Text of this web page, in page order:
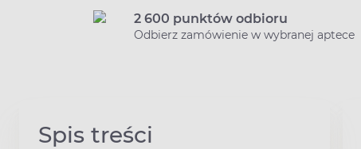
2 600 punktów odbioru
Odbierz zamówienie w wybranej aptece
Spis treści